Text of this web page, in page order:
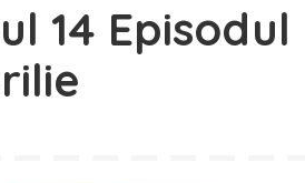
14 Episodul